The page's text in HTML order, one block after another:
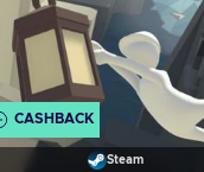
CASHBACK
Steam